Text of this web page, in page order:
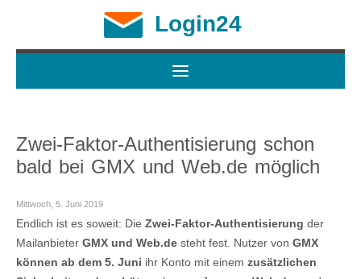
Login24
Zwei-Faktor-Authentisierung schon
bald bei GMX und Web.de möglich
Mittwoch, 5. Juni 2019
Endlich ist es soweit: Die Zwei-Faktor-Authentisierung der
Mailanbieter GMX und Web.de steht fest. Nutzer von GMX
können ab dem 5. Juni ihr Konto mit einem zusätzlichen